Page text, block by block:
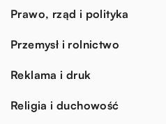
Prawo, rząd i polityka
Przemysł i rolnictwo
Reklama i druk
Religia i duchowość